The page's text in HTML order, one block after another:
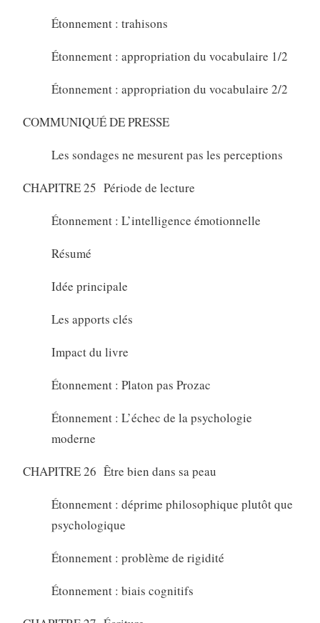
Étonnement : trahisons
Étonnement : appropriation du vocabulaire 1/2
Étonnement : appropriation du vocabulaire 2/2
COMMUNIQUÉ DE PRESSE
Les sondages ne mesurent pas les perceptions
CHAPITRE 25 Période de lecture
Étonnement : L’intelligence émotionnelle
Résumé
Idée principale
Les apports clés
Impact du livre
Étonnement : Platon pas Prozac
Étonnement : L’échec de la psychologie
moderne
CHAPITRE 26 Être bien dans sa peau
Étonnement : déprime philosophique plutôt que
psychologique
Étonnement : problème de rigidité
Étonnement : biais cognitifs